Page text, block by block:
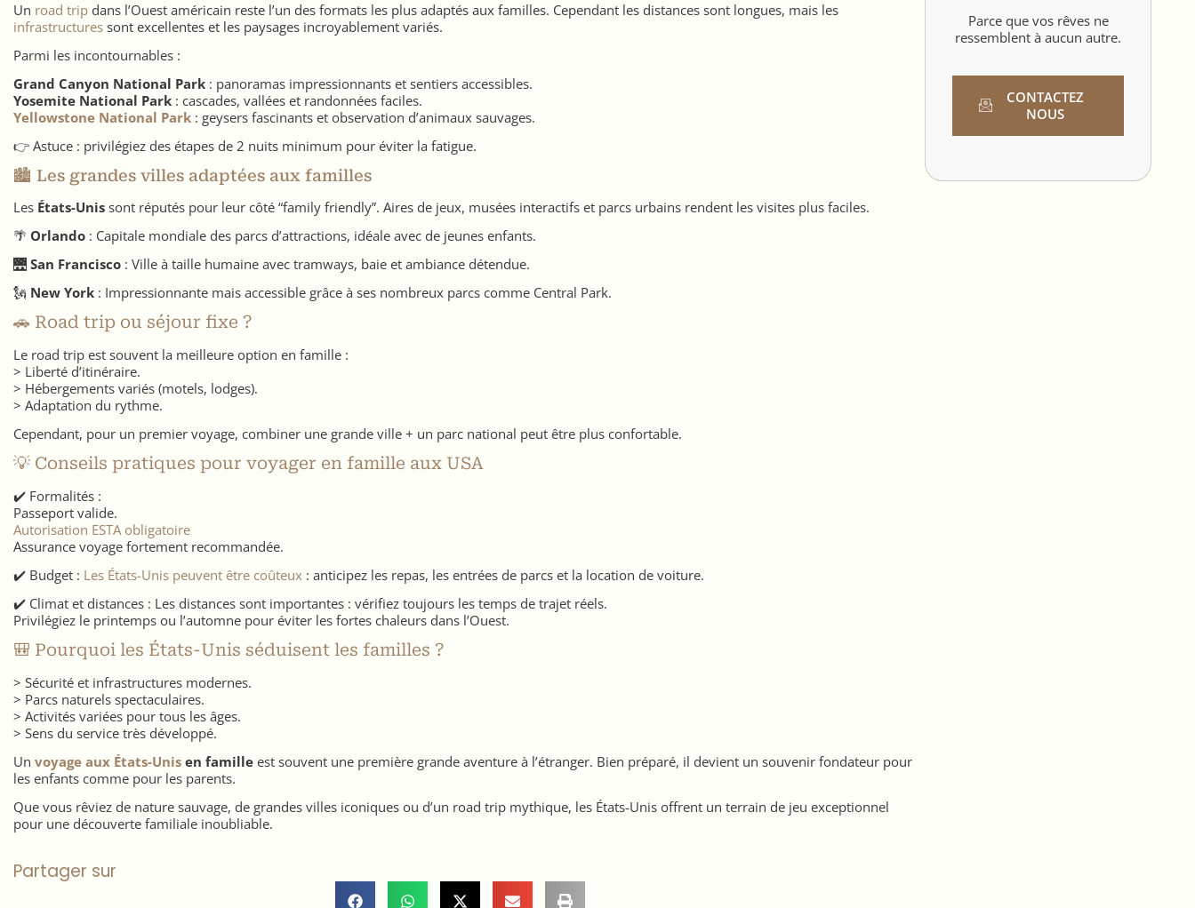
Un road trip dans l’Ouest américain reste l’un des formats les plus adaptés aux familles. Cependant les distances sont longues, mais les
infrastructures sont excellentes et les paysages incroyablement variés.
Parmi les incontournables :
Grand Canyon National Park : panoramas impressionnants et sentiers accessibles.
Yosemite National Park : cascades, vallées et randonnées faciles.
Yellowstone National Park : geysers fascinants et observation d’animaux sauvages.
👉 Astuce : privilégiez des étapes de 2 nuits minimum pour éviter la fatigue.
🏙️ Les grandes villes adaptées aux familles
Les États-Unis sont réputés pour leur côté “family friendly”. Aires de jeux, musées interactifs et parcs urbains rendent les visites plus faciles.
🌴 Orlando : Capitale mondiale des parcs d’attractions, idéale avec de jeunes enfants.
🌉 San Francisco : Ville à taille humaine avec tramways, baie et ambiance détendue.
🗽 New York : Impressionnante mais accessible grâce à ses nombreux parcs comme Central Park.
🚗 Road trip ou séjour fixe ?
Le road trip est souvent la meilleure option en famille :
> Liberté d’itinéraire.
> Hébergements variés (motels, lodges).
> Adaptation du rythme.
Cependant, pour un premier voyage, combiner une grande ville + un parc national peut être plus confortable.
💡 Conseils pratiques pour voyager en famille aux USA
✔️ Formalités :
Passeport valide.
Autorisation ESTA obligatoire
Assurance voyage fortement recommandée.
✔️ Budget : Les États-Unis peuvent être coûteux : anticipez les repas, les entrées de parcs et la location de voiture.
✔️ Climat et distances : Les distances sont importantes : vérifiez toujours les temps de trajet réels.
Privilégiez le printemps ou l’automne pour éviter les fortes chaleurs dans l’Ouest.
🎒 Pourquoi les États-Unis séduisent les familles ?
> Sécurité et infrastructures modernes.
> Parcs naturels spectaculaires.
> Activités variées pour tous les âges.
> Sens du service très développé.
Un voyage aux États-Unis en famille est souvent une première grande aventure à l’étranger. Bien préparé, il devient un souvenir fondateur pour
les enfants comme pour les parents.
Que vous rêviez de nature sauvage, de grandes villes iconiques ou d’un road trip mythique, les États-Unis offrent un terrain de jeu exceptionnel
pour une découverte familiale inoubliable.
Partager sur
Parce que vos rêves ne
ressemblent à aucun autre.
CONTACTEZ
NOUS